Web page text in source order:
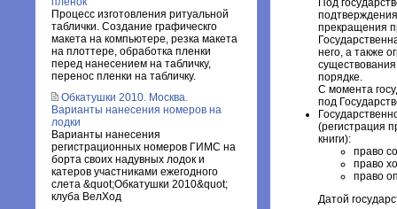
Процесс изготовления ритуальной
таблички. Создание графическго
макета на компьютере, резка макета
на плоттере, обработка пленки
перед нанесением на табличку,
перенос пленки на табличку.
Обкатушки 2010. Москва.
Варианты нанесения номеров на
лодки
Варианты нанесения
регистрационных номеров ГИМС на
борта своих надувных лодок и
катеров участниками ежегодного
слета &quot;Обкатушки 2010&quot;
клуба ВелХод
прекращения
него, а также
порядке.
С момента
под
(регистрация
книги):
право
право
право
Датой